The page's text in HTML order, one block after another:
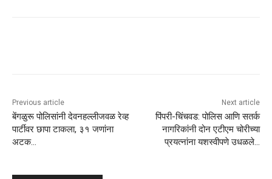
Previous article
बेंगळुरू पोलिसांनी देवनहल्लीजवळ रेव्ह
पार्टीवर छापा टाकला, ३१ जणांना
अटक…
Next article
पिंपरी-चिंचवड: पोलिस आणि सतर्क
नागरिकांनी दोन एटीएम चोरीच्या
प्रयत्नांना यशस्वीपणे उधळले…